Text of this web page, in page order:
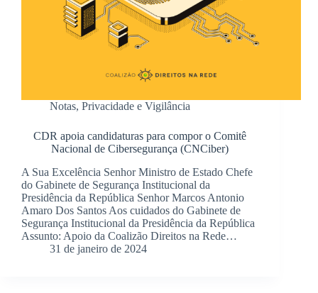
Notas, Privacidade e Vigilância
CDR apoia candidaturas para compor o Comitê
Nacional de Cibersegurança (CNCiber)
A Sua Excelência Senhor Ministro de Estado Chefe
do Gabinete de Segurança Institucional da
Presidência da República Senhor Marcos Antonio
Amaro Dos Santos Aos cuidados do Gabinete de
Segurança Institucional da Presidência da República
Assunto: Apoio da Coalizão Direitos na Rede…
31 de janeiro de 2024